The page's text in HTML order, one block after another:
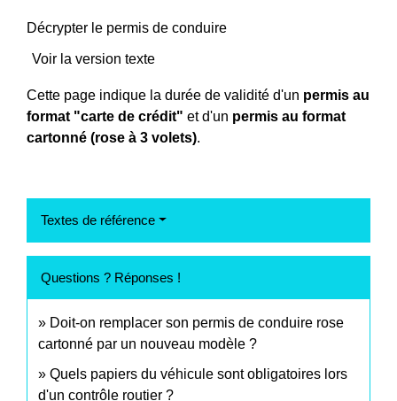
Décrypter le permis de conduire
Voir la version texte
Cette page indique la durée de validité d'un permis au
format "carte de crédit" et d'un permis au format
cartonné (rose à 3 volets).
Textes de référence
Questions ? Réponses !
Doit-on remplacer son permis de conduire rose
cartonné par un nouveau modèle ?
Quels papiers du véhicule sont obligatoires lors
d'un contrôle routier ?